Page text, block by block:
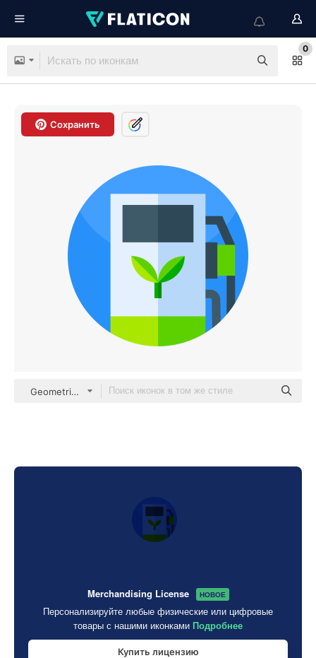
0
Сохранить
Geometric Flat Circular Flat
Merchandising License НОВОЕ
Персонализируйте любые физические или цифровые
товары с нашими иконками Подробнее
Купить лицензию